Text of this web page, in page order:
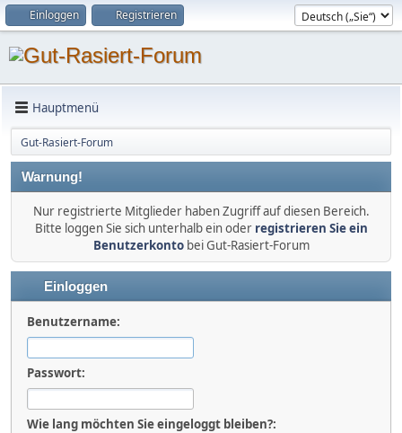
Einloggen Registrieren
Hauptmenü
Gut-Rasiert-Forum
Warnung!
Nur registrierte Mitglieder haben Zugriff auf diesen Bereich.
Bitte loggen Sie sich unterhalb ein oder registrieren Sie ein
Benutzerkontobei Gut-Rasiert-Forum
Einloggen
Benutzername:
Passwort:
Wie lang möchten Sie eingeloggt bleiben?: